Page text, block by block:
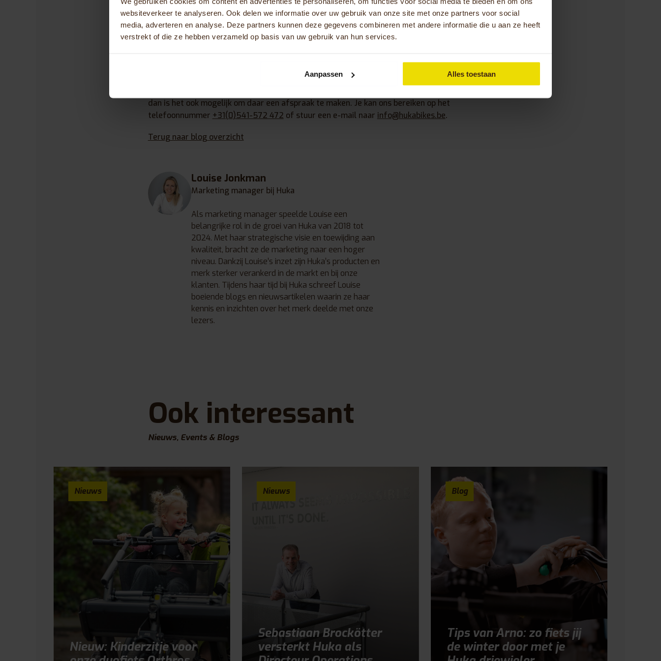
websiteverkeer te analyseren. Ook delen we informatie over uw gebruik van onze site met onze partners voor social
media, adverteren en analyse. Deze partners kunnen deze gegevens combineren met andere informatie die u aan ze heeft
verstrekt of die ze hebben verzameld op basis van uw gebruik van hun services.
Aanpassen Alles toestaan
voetondersteuningsmogelijkheden, een stokhouder of rugsteun. Tevens kan jouw Huka voorzien
worden van trapondersteuning, waardoor het weinig inspanning kost om te gaan fietsen. Zie je
jouw revalidatiefiets graag in jouw favoriete kleur? Ook dat is mogelijk. We kunnen jouw Huka in
Heb jij vragen over een revalidatiefiets of ben je geïnteresseerd om een proefrit te maken? Neem
dan contact met ons op! We kunnen een afspraak maken bij ons in Oldenzaal, bij jouw
dan is het ook mogelijk om daar een afspraak te maken. Je kan ons bereiken op het
telefoonnummer +31(0)541-572 472 of stuur een e-mail naar info@hukabikes.be.
Terug naar blog overzicht
Louise Jonkman
Marketing manager bij Huka
Als marketing manager speelde Louise een
belangrijke rol in de groei van Huka van 2018 tot
2024. Met haar strategische visie en toewijding aan
kwaliteit, bracht ze de marketing naar een hoger
niveau. Dankzij Louise’s inzet zijn Huka’s producten en
merk sterker verankerd in de markt en bij onze
klanten. Tijdens haar tijd bij Huka schreef Louise
boeiende blogs en nieuwsartikelen waarin ze haar
kennis en inzichten over het merk deelde met onze
lezers.
Ook interessant
Nieuws, Events & Blogs
Nieuws
Nieuw: Kinderzitje voor
Nieuws
Sebastiaan Brockötter
versterkt Huka als
Blog
Tips van Arno: zo fiets jij
de winter door met je